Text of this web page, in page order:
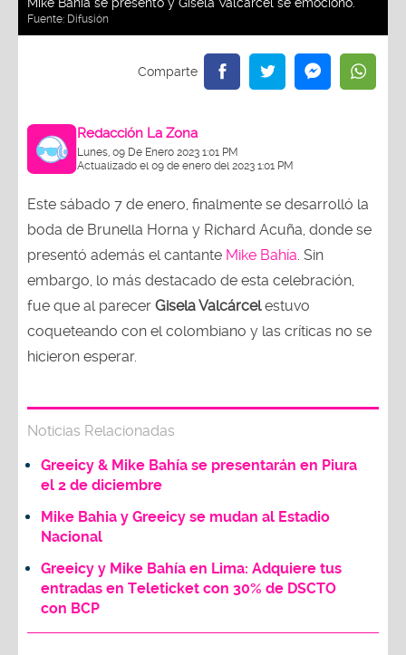
Fuente: Difusión
Redacción La Zona
Lunes, 09 De Enero 2023 1:01 PM
Actualizado el 09 de enero del 2023 1:01 PM
Este sábado 7 de enero, finalmente se desarrolló la
boda de Brunella Horna y Richard Acuña, donde se
presentó además el cantante Mike Bahía . Sin
embargo, lo más destacado de esta celebración,
fue que al parecer Gisela Valcárcelestuvo
coqueteando con el colombiano y las críticas no se
hicieron esperar.
Noticias Relacionadas
Greeicy & Mike Bahía se presentarán en Piura
el 2 de diciembre
Mike Bahia y Greeicy se mudan al Estadio
Nacional
Greeicy y Mike Bahía en Lima: Adquiere tus
entradas en Teleticket con 30% de DSCTO
con BCP